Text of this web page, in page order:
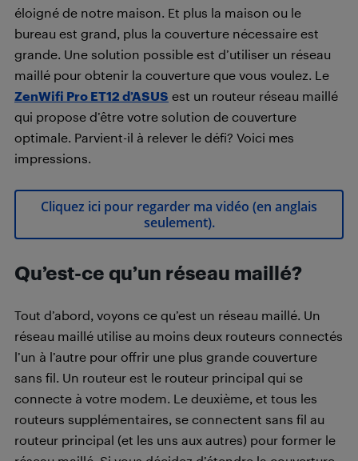
éloigné de notre maison. Et plus la maison ou le
bureau est grand, plus la couverture nécessaire est
grande. Une solution possible est d’utiliser un réseau
maillé pour obtenir la couverture que vous voulez. Le
ZenWifi Pro ET12 d’ASUS est un routeur réseau maillé
qui propose d’être votre solution de couverture
optimale. Parvient-il à relever le défi? Voici mes
impressions.
Cliquez ici pour regarder ma vidéo (en anglais
seulement).
Qu’est-ce qu’un réseau maillé?
Tout d’abord, voyons ce qu’est un réseau maillé. Un
réseau maillé utilise au moins deux routeurs connectés
l’un à l’autre pour offrir une plus grande couverture
sans fil. Un routeur est le routeur principal qui se
connecte à votre modem. Le deuxième, et tous les
routeurs supplémentaires, se connectent sans fil au
routeur principal (et les uns aux autres) pour former le